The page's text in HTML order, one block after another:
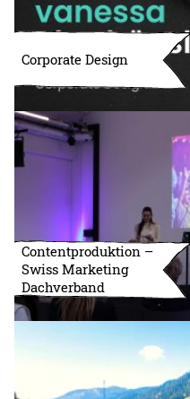
Corporate Design
Contentproduktion –
Swiss Marketing
Dachverband